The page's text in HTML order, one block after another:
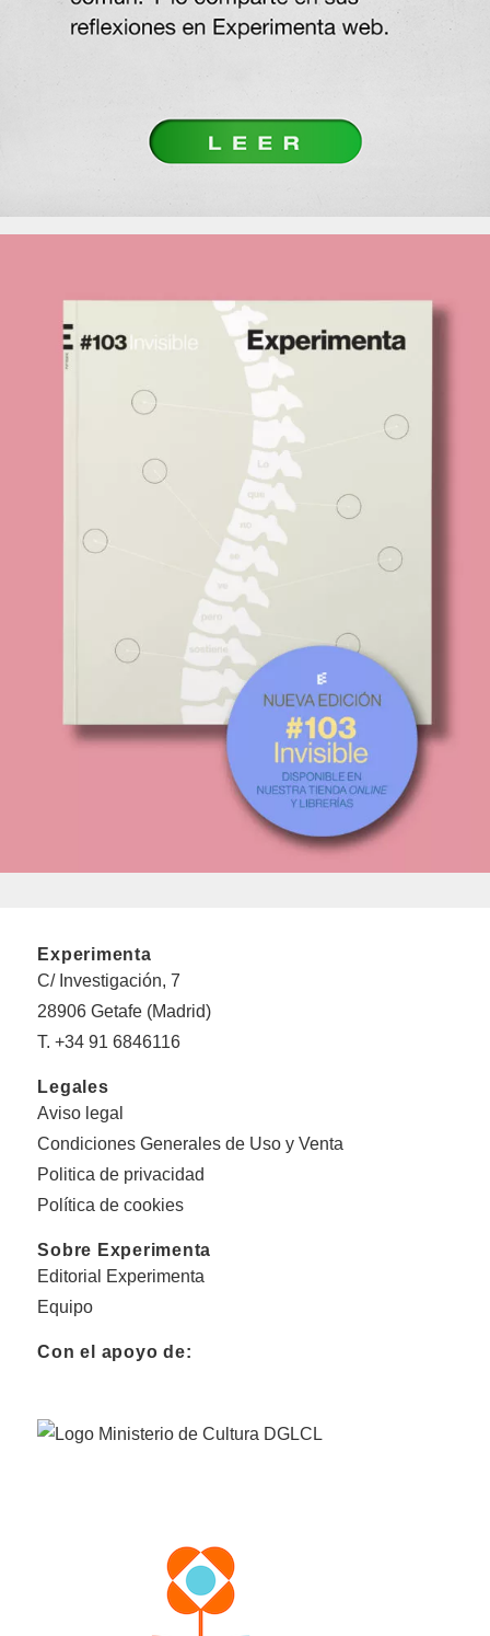
Experimenta
C/ Investigación, 7
28906 Getafe (Madrid)
T. +34 91 6846116
Legales
Aviso legal
Condiciones Generales de Uso y Venta
Politica de privacidad
Política de cookies
Sobre Experimenta
Editorial Experimenta
Equipo
Con el apoyo de: